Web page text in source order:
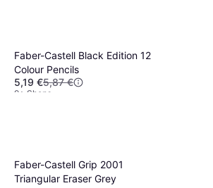
Faber-Castell Black Edition 12
Colour Pencils
5,19 €5,87 €
9+ Shops
Faber-Castell Grip 2001
Triangular Eraser Grey